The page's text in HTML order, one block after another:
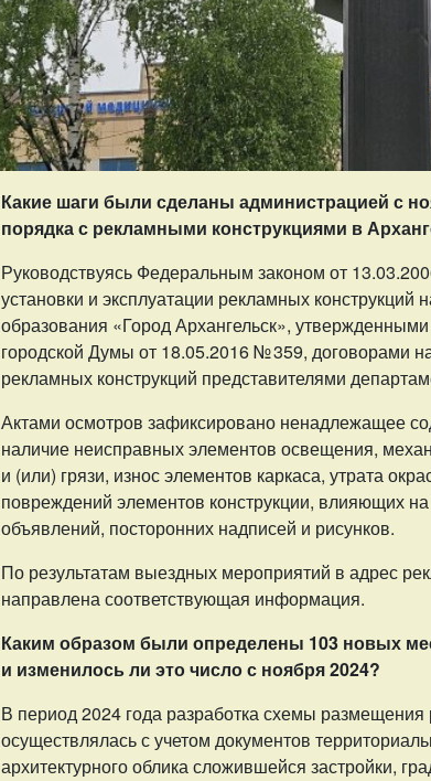
Какие шаги были сделаны администрацией с
порядка с рекламными конструкциями в
Руководствуясь Федеральным законом от
установки и эксплуатации рекламных конструкций
образования «Город Архангельск»,
городской Думы от 18.05.2016 № 359, договорами
рекламных конструкций представителями
Актами осмотров зафиксировано ненадлежащее
наличие неисправных элементов освещения,
и (или) грязи, износ элементов каркаса, утрата
повреждений элементов конструкции, влияющих
объявлений, посторонних надписей и рисунков.
По результатам выездных мероприятий в адрес
направлена соответствующая информация.
Каким образом были определены 103 новых
и изменилось ли это число с ноября 2024?
В период 2024 года разработка схемы размещения
осуществлялась с учетом документов
архитектурного облика сложившейся застройки,